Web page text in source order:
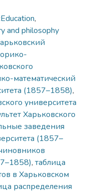
,
and philosophy
математический
(1857–1858),
университета
Харьковского
заведения
(1857–
, таблица
в Харьковском
распределения